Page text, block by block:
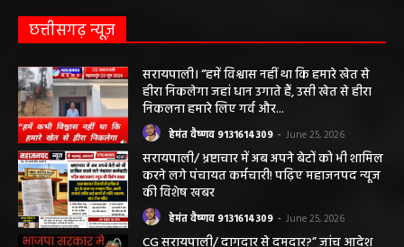
छत्तीसगढ़ न्यूज़
सरायपाली। “हमें विश्वास नहीं था कि हमारे खेत से
हीरा निकलेगा जहां धान उगाते हैं, उसी खेत से हीरा
निकलना हमारे लिए गर्व और...
हेमंत वैष्णव 9131614309 - June 25, 2026
सरायपाली/ भ्रष्टाचार में अब अपने बेटों को भी शामिल
करने लगे पंचायत कर्मचारी! पढ़िए महाजनपद न्यूज
की विशेष खबर
हेमंत वैष्णव 9131614309 - June 25, 2026